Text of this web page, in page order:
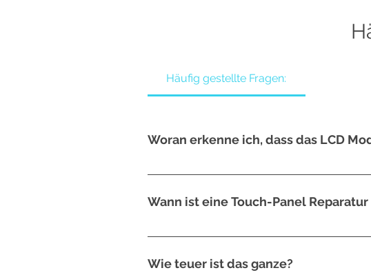
Häufig gestellte Fragen:
Woran erkenne ich, dass das LCD
– Das Gerät zeigt nichts mehr an. – Auf dem
Wann ist eine Touch-Panel
Die Anzeige ist noch voll da, jedoch ist die
Wie teuer ist das ganze?